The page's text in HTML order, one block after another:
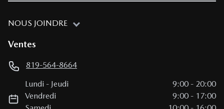
NOUS JOINDRE
Ventes
819-564-8664
Lundi - Jeudi 9:00 - 20:00
Vendredi
9:00 - 17:00